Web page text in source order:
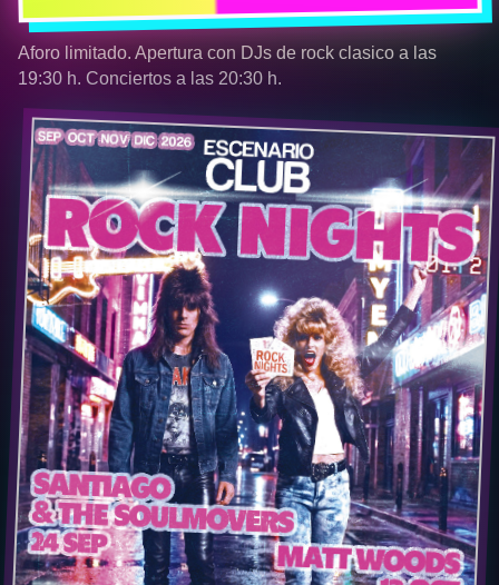
Aforo limitado. Apertura con DJs de rock clasico a las
19:30 h. Conciertos a las 20:30 h.